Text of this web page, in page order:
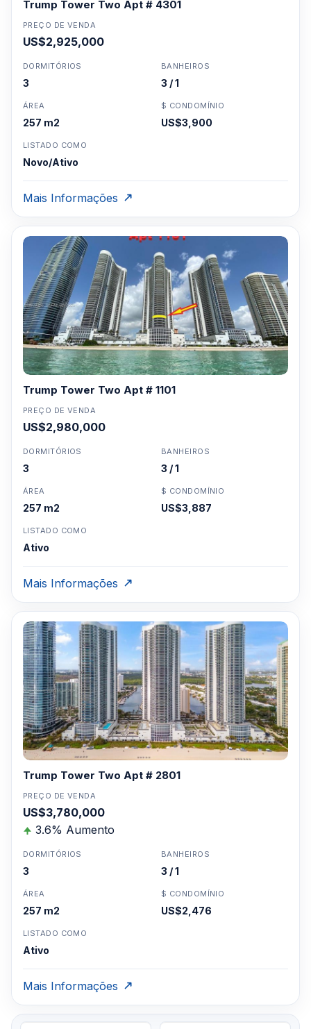
Trump Tower Two Apt # 4301
PREÇO DE VENDA
US$2,925,000
DORMITÓRIOS
3
BANHEIROS
3 / 1
ÁREA
257 m2
$ CONDOMÍNIO
US$3,900
LISTADO COMO
Novo/Ativo
Mais Informações
Trump Tower Two Apt # 1101
PREÇO DE VENDA
US$2,980,000
DORMITÓRIOS
3
BANHEIROS
3 / 1
ÁREA
257 m2
$ CONDOMÍNIO
US$3,887
LISTADO COMO
Ativo
Mais Informações
Trump Tower Two Apt # 2801
PREÇO DE VENDA
US$3,780,000
3.6% Aumento
DORMITÓRIOS
3
BANHEIROS
3 / 1
ÁREA
257 m2
$ CONDOMÍNIO
US$2,476
LISTADO COMO
Ativo
Mais Informações